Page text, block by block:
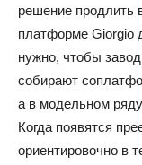
решение продлить
платформе Giorgio
нужно, чтобы
собирают
а в модельном
Когда появятся
ориентировочно в